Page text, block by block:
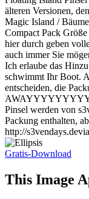
älteren Versionen,
Magic Island /
Compact Pack
hier durch geben
auch immer Sie
Ich erlaube das
schwimmt Ihr Boot.
entscheiden, die
Pinsel werden von
Packung enthalten,
http://
Gratis-Download
This Image